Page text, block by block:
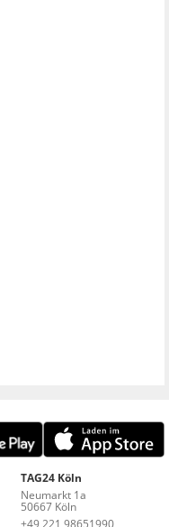
TAG24 Köln
Neumarkt 1a
50667 Köln
+49 221 98651990